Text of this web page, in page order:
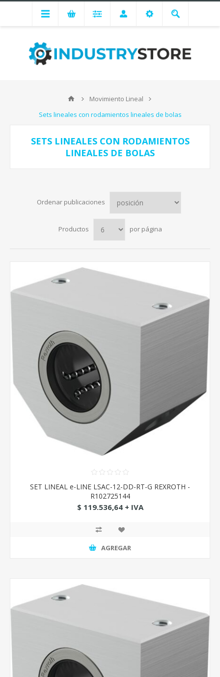
Movimiento Lineal
Sets lineales con rodamientos lineales de bolas
SETS LINEALES CON RODAMIENTOS
LINEALES DE BOLAS
Ordenar publicaciones
Productos por página
SET LINEAL e-LINE LSAC-12-DD-RT-G REXROTH -
R102725144
$ 119.536,64 + IVA
AGREGAR